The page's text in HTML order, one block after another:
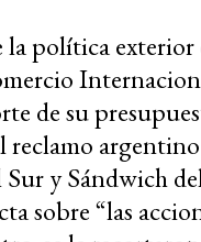
política exterior
de su
reclamo
y Sándwich
sobre “las